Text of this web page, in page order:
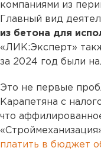
компаниями из
Главный вид
из бетона для
«ЛИК:Эксперт»
за 2024 год были
Это не первые
Карапетяна с
что
платить в бюджет